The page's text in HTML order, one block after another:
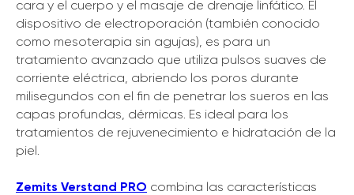
cara y el cuerpo y el masaje de drenaje linfático. El
dispositivo de electroporación (también conocido
como mesoterapia sin agujas), es para un
tratamiento avanzado que utiliza pulsos suaves de
corriente eléctrica, abriendo los poros durante
milisegundos con el fin de penetrar los sueros en las
capas profundas, dérmicas. Es ideal para los
tratamientos de rejuvenecimiento e hidratación de la
piel.
Zemits Verstand PRO combina las características